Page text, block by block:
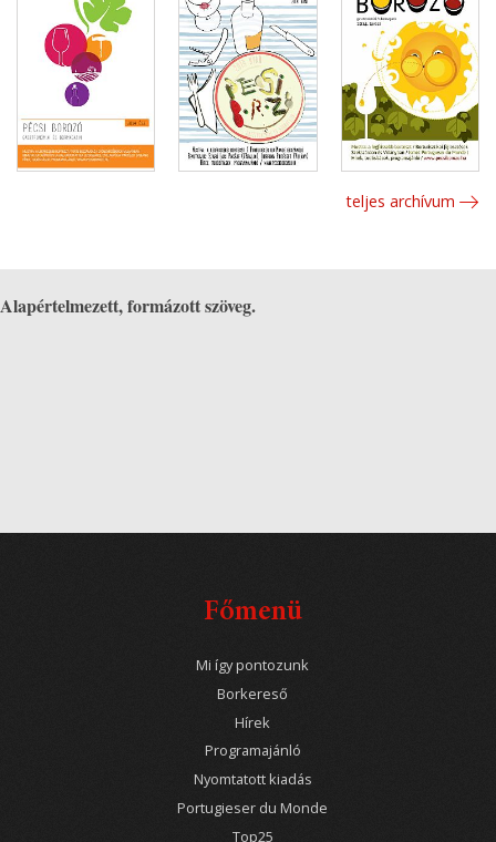
teljes archívum
Alapértelmezett, formázott szöveg.
Főmenü
Mi így pontozunk
Borkereső
Hírek
Programajánló
Nyomtatott kiadás
Portugieser du Monde
Top25